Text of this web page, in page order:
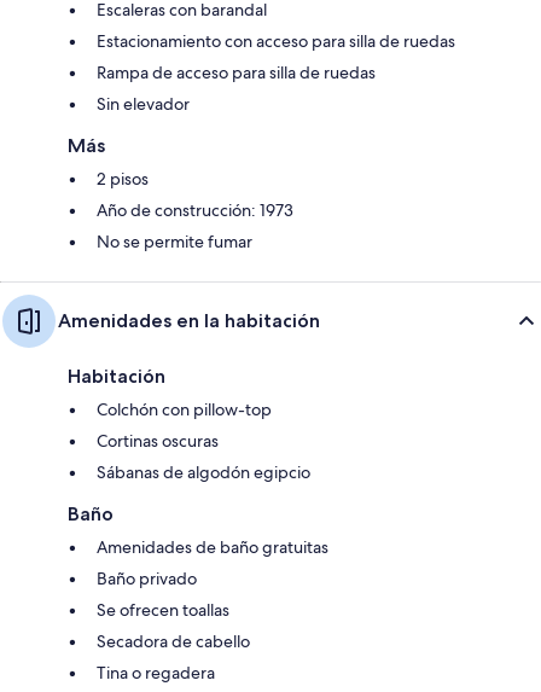
Escaleras con barandal
Estacionamiento con acceso para silla de ruedas
Rampa de acceso para silla de ruedas
Sin elevador
Más
2 pisos
Año de construcción: 1973
No se permite fumar
Amenidades en la habitación
Habitación
Colchón con pillow-top
Cortinas oscuras
Sábanas de algodón egipcio
Baño
Amenidades de baño gratuitas
Baño privado
Se ofrecen toallas
Secadora de cabello
Tina o regadera